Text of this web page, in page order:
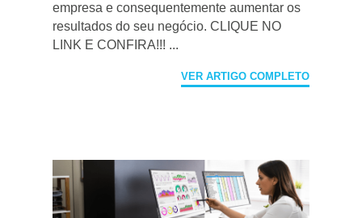
empresa e consequentemente aumentar os
resultados do seu negócio. CLIQUE NO
LINK E CONFIRA!!! ...
VER ARTIGO COMPLETO